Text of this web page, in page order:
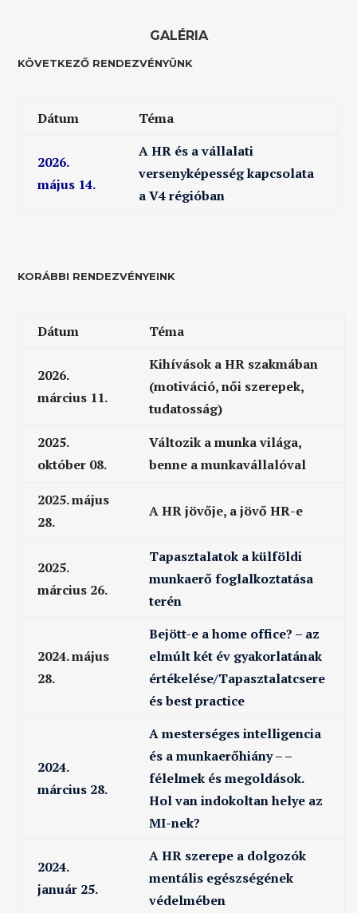
GALÉRIA
KÖVETKEZŐ RENDEZVÉNYÜNK
Dátum Téma
2026.
május 14.
A HR és a vállalati
versenyképesség kapcsolata
a V4 régióban
KORÁBBI RENDEZVÉNYEINK
Dátum Téma
2026.
március 11.
Kihívások a HR szakmában
(motiváció, női szerepek,
tudatosság)
2025.
október 08.
Változik a munka világa,
benne a munkavállalóval
2025. május
28.
A HR jövője, a jövő HR-e
2025.
március 26.
Tapasztalatok a külföldi
munkaerő foglalkoztatása
terén
2024. május
28.
Bejött-e a home office? – az
elmúlt két év gyakorlatának
értékelése/Tapasztalatcsere
és best practice
2024.
március 28.
A mesterséges intelligencia
és a munkaerőhiány – –
félelmek és megoldások.
Hol van indokoltan helye az
MI-nek?
2024.
január 25.
A HR szerepe a dolgozók
mentális egészségének
védelmében